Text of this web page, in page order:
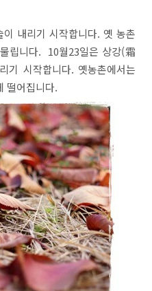
내리기 시작합니다. 옛 농촌
립니다. 10월23일은 상강(霜
기 시작합니다. 옛농촌에서는
떨어집니다.